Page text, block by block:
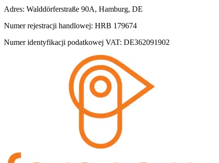
Adres: Walddörferstraße 90A, Hamburg, DE
Numer rejestracji handlowej: HRB 179674
Numer identyfikacji podatkowej VAT: DE362091902